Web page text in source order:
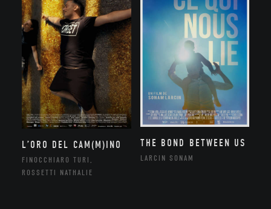
L’ORO DEL CAM(M)INO
FINOCCHIARO TURI,
ROSSETTI NATHALIE
THE BOND BETWEEN US
LARCIN SONAM